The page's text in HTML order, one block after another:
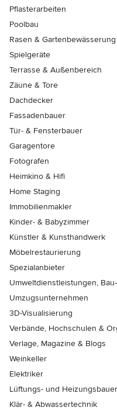
Pflasterarbeiten
Poolbau
Rasen & Gartenbewässerung
Spielgeräte
Terrasse & Außenbereich
Zäune & Tore
Dachdecker
Fassadenbauer
Tür- & Fensterbauer
Garagentore
Fotografen
Heimkino & Hifi
Home Staging
Immobilienmakler
Kinder- & Babyzimmer
Künstler & Kunsthandwerk
Möbelrestaurierung
Spezialanbieter
Umweltdienstleistungen,
Umzugsunternehmen
3D-Visualisierung
Verbände, Hochschulen &
Verlage, Magazine & Blogs
Weinkeller
Elektriker
Lüftungs- und Heizungsbauer
Klär- & Abwassertechnik